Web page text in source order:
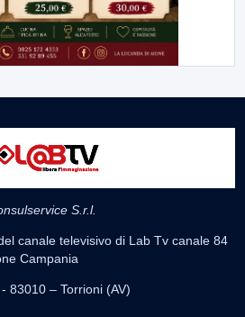
S.r.l.
canale televisivo di Lab Tv canale 84
Campania
83010 – Torrioni (AV)